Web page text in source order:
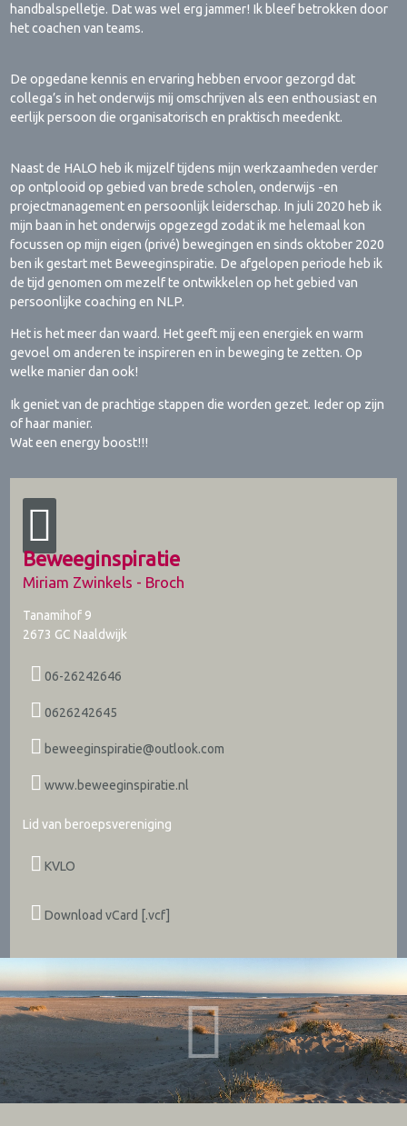
handbalspelletje. Dat was wel erg jammer! Ik bleef betrokken door
het coachen van teams.
De opgedane kennis en ervaring hebben ervoor gezorgd dat
collega’s in het onderwijs mij omschrijven als een enthousiast en
eerlijk persoon die organisatorisch en praktisch meedenkt.
Naast de HALO heb ik mijzelf tijdens mijn werkzaamheden verder
op ontplooid op gebied van brede scholen, onderwijs -en
projectmanagement en persoonlijk leiderschap. In juli 2020 heb ik
mijn baan in het onderwijs opgezegd zodat ik me helemaal kon
focussen op mijn eigen (privé) bewegingen en sinds oktober 2020
ben ik gestart met Beweeginspiratie. De afgelopen periode heb ik
de tijd genomen om mezelf te ontwikkelen op het gebied van
persoonlijke coaching en NLP.
Het is het meer dan waard. Het geeft mij een energiek en warm
gevoel om anderen te inspireren en in beweging te zetten. Op
welke manier dan ook!
Ik geniet van de prachtige stappen die worden gezet. Ieder op zijn
of haar manier.
Wat een energy boost!!!
Beweeginspiratie
Miriam Zwinkels - Broch
Tanamihof 9
2673 GC Naaldwijk
06-26242646
0626242645
beweeginspiratie@outlook.com
www.beweeginspiratie.nl
Lid van beroepsvereniging
KVLO
Download vCard [.vcf]